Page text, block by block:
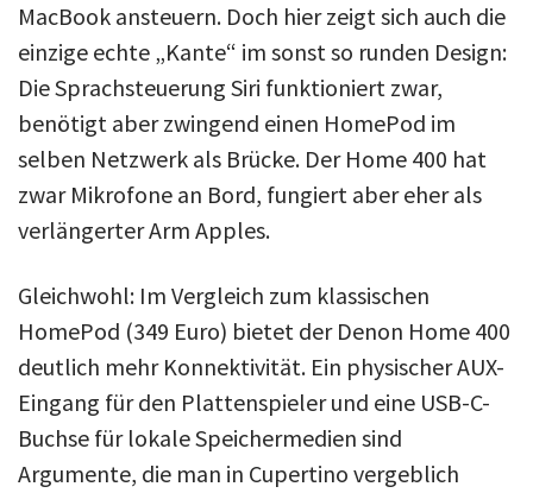
MacBook ansteuern. Doch hier zeigt sich auch die
einzige echte „Kante“ im sonst so runden Design:
Die Sprachsteuerung Siri funktioniert zwar,
benötigt aber zwingend einen HomePod im
selben Netzwerk als Brücke. Der Home 400 hat
zwar Mikrofone an Bord, fungiert aber eher als
verlängerter Arm Apples.
Gleichwohl: Im Vergleich zum klassischen
HomePod (349 Euro) bietet der Denon Home 400
deutlich mehr Konnektivität. Ein physischer AUX-
Eingang für den Plattenspieler und eine USB-C-
Buchse für lokale Speichermedien sind
Argumente, die man in Cupertino vergeblich